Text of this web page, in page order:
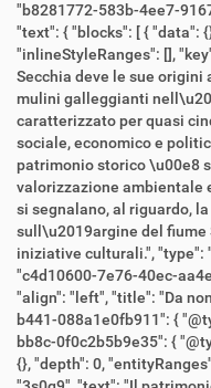
"b8281772-583b-4ee7-9167-
"text": { "blocks": [ { "data": {}, "depth": 0, "entityRanges": [],
"inlineStyleRanges": [], "key": "4fil3", "text": "Concordia sulla
Secchia deve le sue origini
mulini galleggianti
caratterizzato per quasi
sociale, economico e
patrimonio storico \u00e8
valorizzazione ambientale
si segnalano, al riguardo,
sull\u2019argine del fiume
iniziative culturali.", "type": "unstyled" } ], "entityMap": {} } },
"c4d10600-7e76-40ec-aa4e-
"align": "left", "title": "Da non perdere" }, "d9357ffc-0866-496a-
b441-088a1e0fb911": { "@type": "text" }, "de56a26a-1f81-4e84-
bb8c-0f0c2b5b9e35": { "@type": "text", "text": { "blocks": [ { "data":
{}, "depth": 0, "entityRanges": [], "inlineStyleRanges": [], "key":